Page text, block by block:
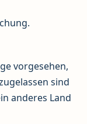
vorgesehen,
sind
anderes Land